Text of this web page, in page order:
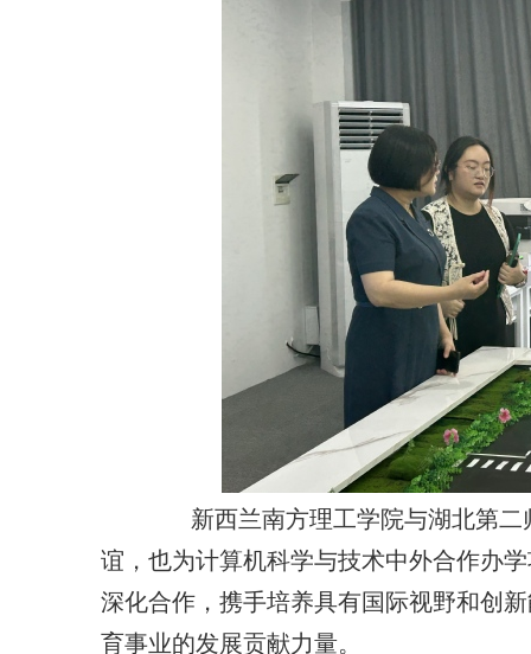
新西兰南方理工学院与湖北第
谊，也为计算机科学与技术中外合作办
深化合作，携手培养具有国际视野和创
育事业的发展贡献力量。